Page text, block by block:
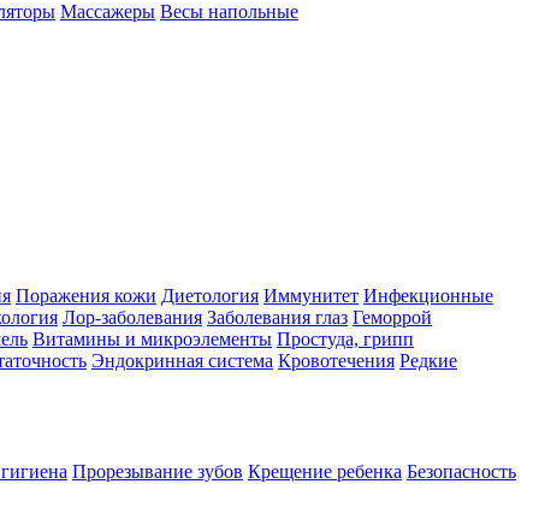
Массажеры Весы напольные
Поражения кожи Диетология Иммунитет Инфекционные
Лор-заболевания Заболевания глаз Геморрой
Витамины и микроэлементы Простуда, грипп
Эндокринная система Кровотечения Редкие
Прорезывание зубов Крещение ребенка Безопасность